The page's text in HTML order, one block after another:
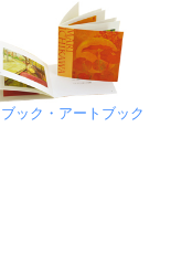
ック・アートブック